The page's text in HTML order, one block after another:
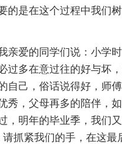
的是在这个过程中我们
亲爱的同学们说：小学
过多在意过往的好与坏
自己，俗话说得好，师
秀，父母再多的陪伴，
，明年的毕业季，我们
抓紧我们的手，在这最